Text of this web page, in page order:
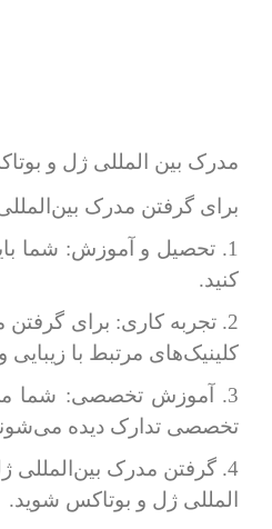
مدرک بین المللی ژل و
برای گرفتن مدرک
1. تحصیل و آموزش: شما
کنید.
2. تجربه کاری: برای
کلینیک‌های مرتبط با
3. آموزش تخصصی: شما
تخصصی تدارک دیده
4. گرفتن مدرک
المللی ژل و بوتاکس شوید.